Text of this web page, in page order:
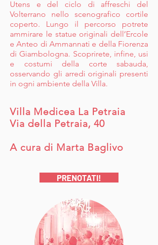
Utens e del ciclo di affreschi del
Volterrano nello scenografico cortile
coperto. Lungo il percorso potrete
ammirare le statue originali dell’Ercole
e Anteo di Ammannati e della Fiorenza
di Giambologna. Scoprirete, infine, usi
e costumi della corte sabauda,
osservando gli arredi originali presenti
in ogni ambiente della Villa.
Villa Medicea La Petraia
Via della Petraia, 40
A cura di Marta Baglivo
PRENOTATI!